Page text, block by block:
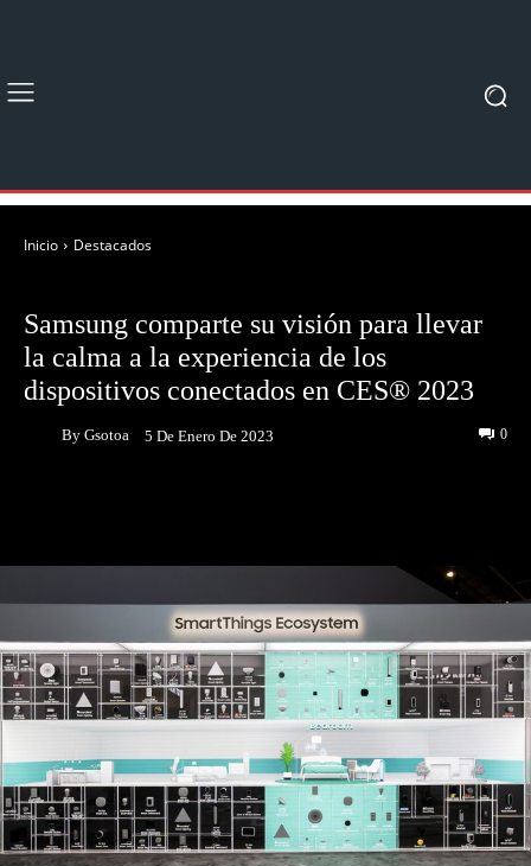
Inicio Destacados
Samsung comparte su visión para llevar
la calma a la experiencia de los
dispositivos conectados en CES® 2023
By Gsotoa 5 De Enero De 2023 0